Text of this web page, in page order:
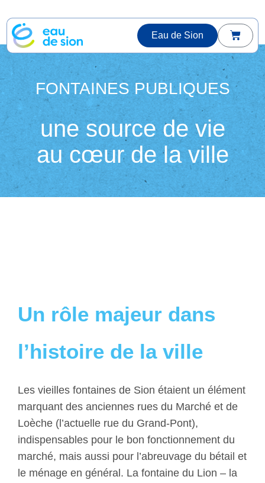
Eau de Sion
FONTAINES PUBLIQUES
une source de vie
au cœur de la ville
Un rôle majeur dans
l’histoire de la ville
Les vieilles fontaines de Sion étaient un élément
marquant des anciennes rues du Marché et de
Loèche (l’actuelle rue du Grand-Pont),
indispensables pour le bon fonctionnement du
marché, mais aussi pour l’abreuvage du bétail et
le ménage en général. La fontaine du Lion – la